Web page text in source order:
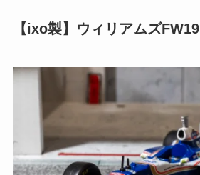
【ixo製】ウィリアムズFW19